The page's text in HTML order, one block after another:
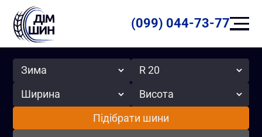
(099) 044-73-77
Сезон Радіус
Ширина Висота
Підібрати шини